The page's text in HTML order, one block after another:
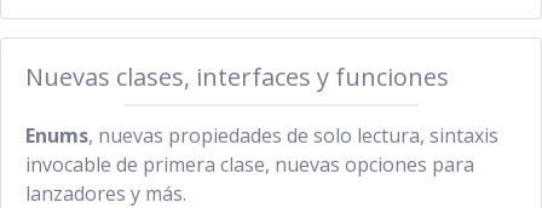
Nuevas clases, interfaces y funciones
Enums, nuevas propiedades de solo lectura, sintaxis
invocable de primera clase, nuevas opciones para
lanzadores y más.